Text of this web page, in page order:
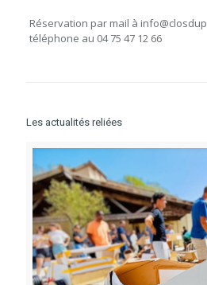
Réservation par mail à
téléphone au 04 75 47 12 66
Les actualités reliées